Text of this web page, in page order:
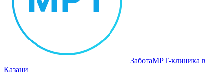
ЗаботаМРТ‑клиника в
Казани